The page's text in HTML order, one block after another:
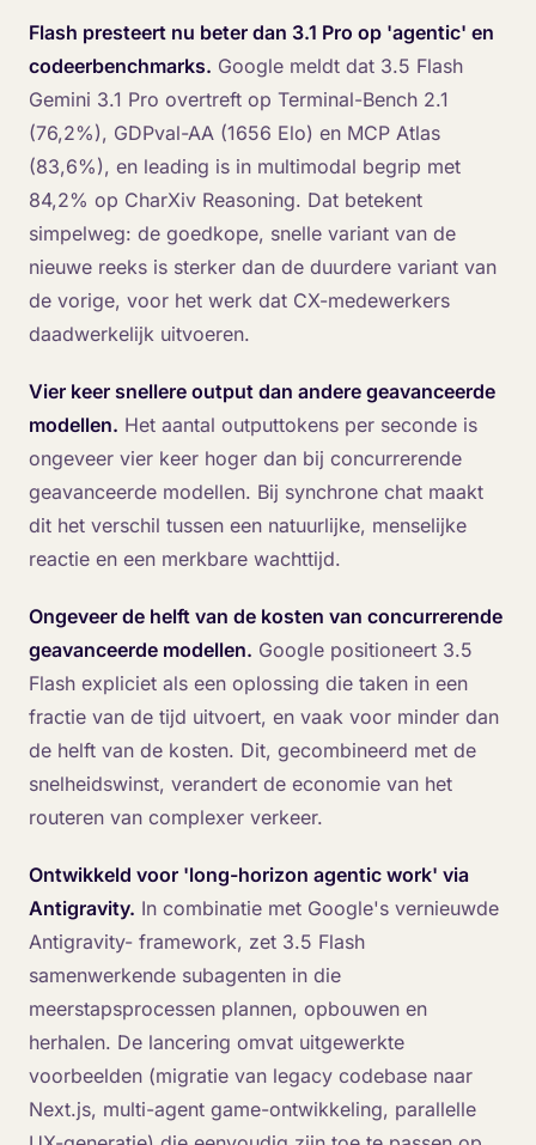
Flash presteert nu beter dan 3.1 Pro op 'agentic' en
codeerbenchmarks. Google meldt dat 3.5 Flash
Gemini 3.1 Pro overtreft op Terminal-Bench 2.1
(76,2%), GDPval-AA (1656 Elo) en MCP Atlas
(83,6%), en leading is in multimodal begrip met
84,2% op CharXiv Reasoning. Dat betekent
simpelweg: de goedkope, snelle variant van de
nieuwe reeks is sterker dan de duurdere variant van
de vorige, voor het werk dat CX-medewerkers
daadwerkelijk uitvoeren.
Vier keer snellere output dan andere geavanceerde
modellen. Het aantal outputtokens per seconde is
ongeveer vier keer hoger dan bij concurrerende
geavanceerde modellen. Bij synchrone chat maakt
dit het verschil tussen een natuurlijke, menselijke
reactie en een merkbare wachttijd.
Ongeveer de helft van de kosten van concurrerende
geavanceerde modellen. Google positioneert 3.5
Flash expliciet als een oplossing die taken in een
fractie van de tijd uitvoert, en vaak voor minder dan
de helft van de kosten. Dit, gecombineerd met de
snelheidswinst, verandert de economie van het
routeren van complexer verkeer.
Ontwikkeld voor 'long-horizon agentic work' via
Antigravity. In combinatie met Google's vernieuwde
Antigravity- framework, zet 3.5 Flash
samenwerkende subagenten in die
meerstapsprocessen plannen, opbouwen en
herhalen. De lancering omvat uitgewerkte
voorbeelden (migratie van legacy codebase naar
Next.js, multi-agent game-ontwikkeling, parallelle